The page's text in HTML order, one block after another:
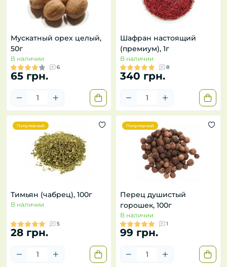
Мускатный орех целый,
50г
В наличии
6
65 грн.
Шафран настоящий
(премиум), 1г
В наличии
8
340 грн.
Популярный
Тимьян (чабрец), 100г
В наличии
5
28 грн.
Популярный
Перец душистый
горошек, 100г
В наличии
1
99 грн.